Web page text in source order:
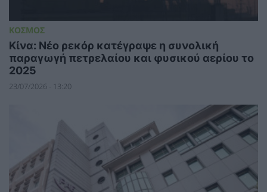
ΚΟΣΜΟΣ
Κίνα: Νέο ρεκόρ κατέγραψε η συνολική
παραγωγή πετρελαίου και φυσικού αερίου το
2025
23/07/2026 - 13:20